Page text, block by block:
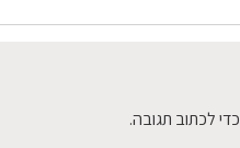
כדי לכתוב תגובה.